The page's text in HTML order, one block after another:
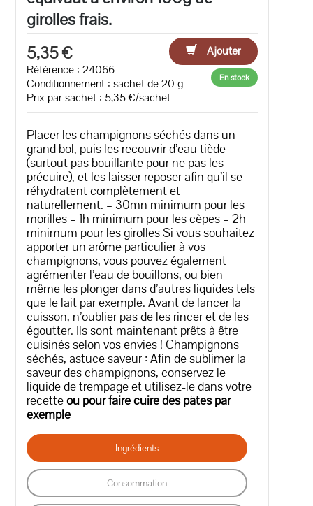
girolles frais.
5,35 €
Ajouter
Référence : 24066
Conditionnement : sachet de 20 g
Prix par sachet : 5,35 €/sachet
En stock
Placer les champignons séchés dans un
grand bol, puis les recouvrir d’eau tiède
(surtout pas bouillante pour ne pas les
précuire), et les laisser reposer afin qu’il se
réhydratent complètement et
naturellement. – 30mn minimum pour les
morilles – 1h minimum pour les cèpes – 2h
minimum pour les girolles Si vous souhaitez
apporter un arôme particulier à vos
champignons, vous pouvez également
agrémenter l’eau de bouillons, ou bien
même les plonger dans d’autres liquides tels
que le lait par exemple. Avant de lancer la
cuisson, n’oublier pas de les rincer et de les
égoutter. Ils sont maintenant prêts à être
cuisinés selon vos envies ! Champignons
séchés, astuce saveur : Afin de sublimer la
saveur des champignons, conservez le
liquide de trempage et utilisez-le dans votre
recetteou pour faire cuire des pâtes par
exemple
Ingrédients
Consommation